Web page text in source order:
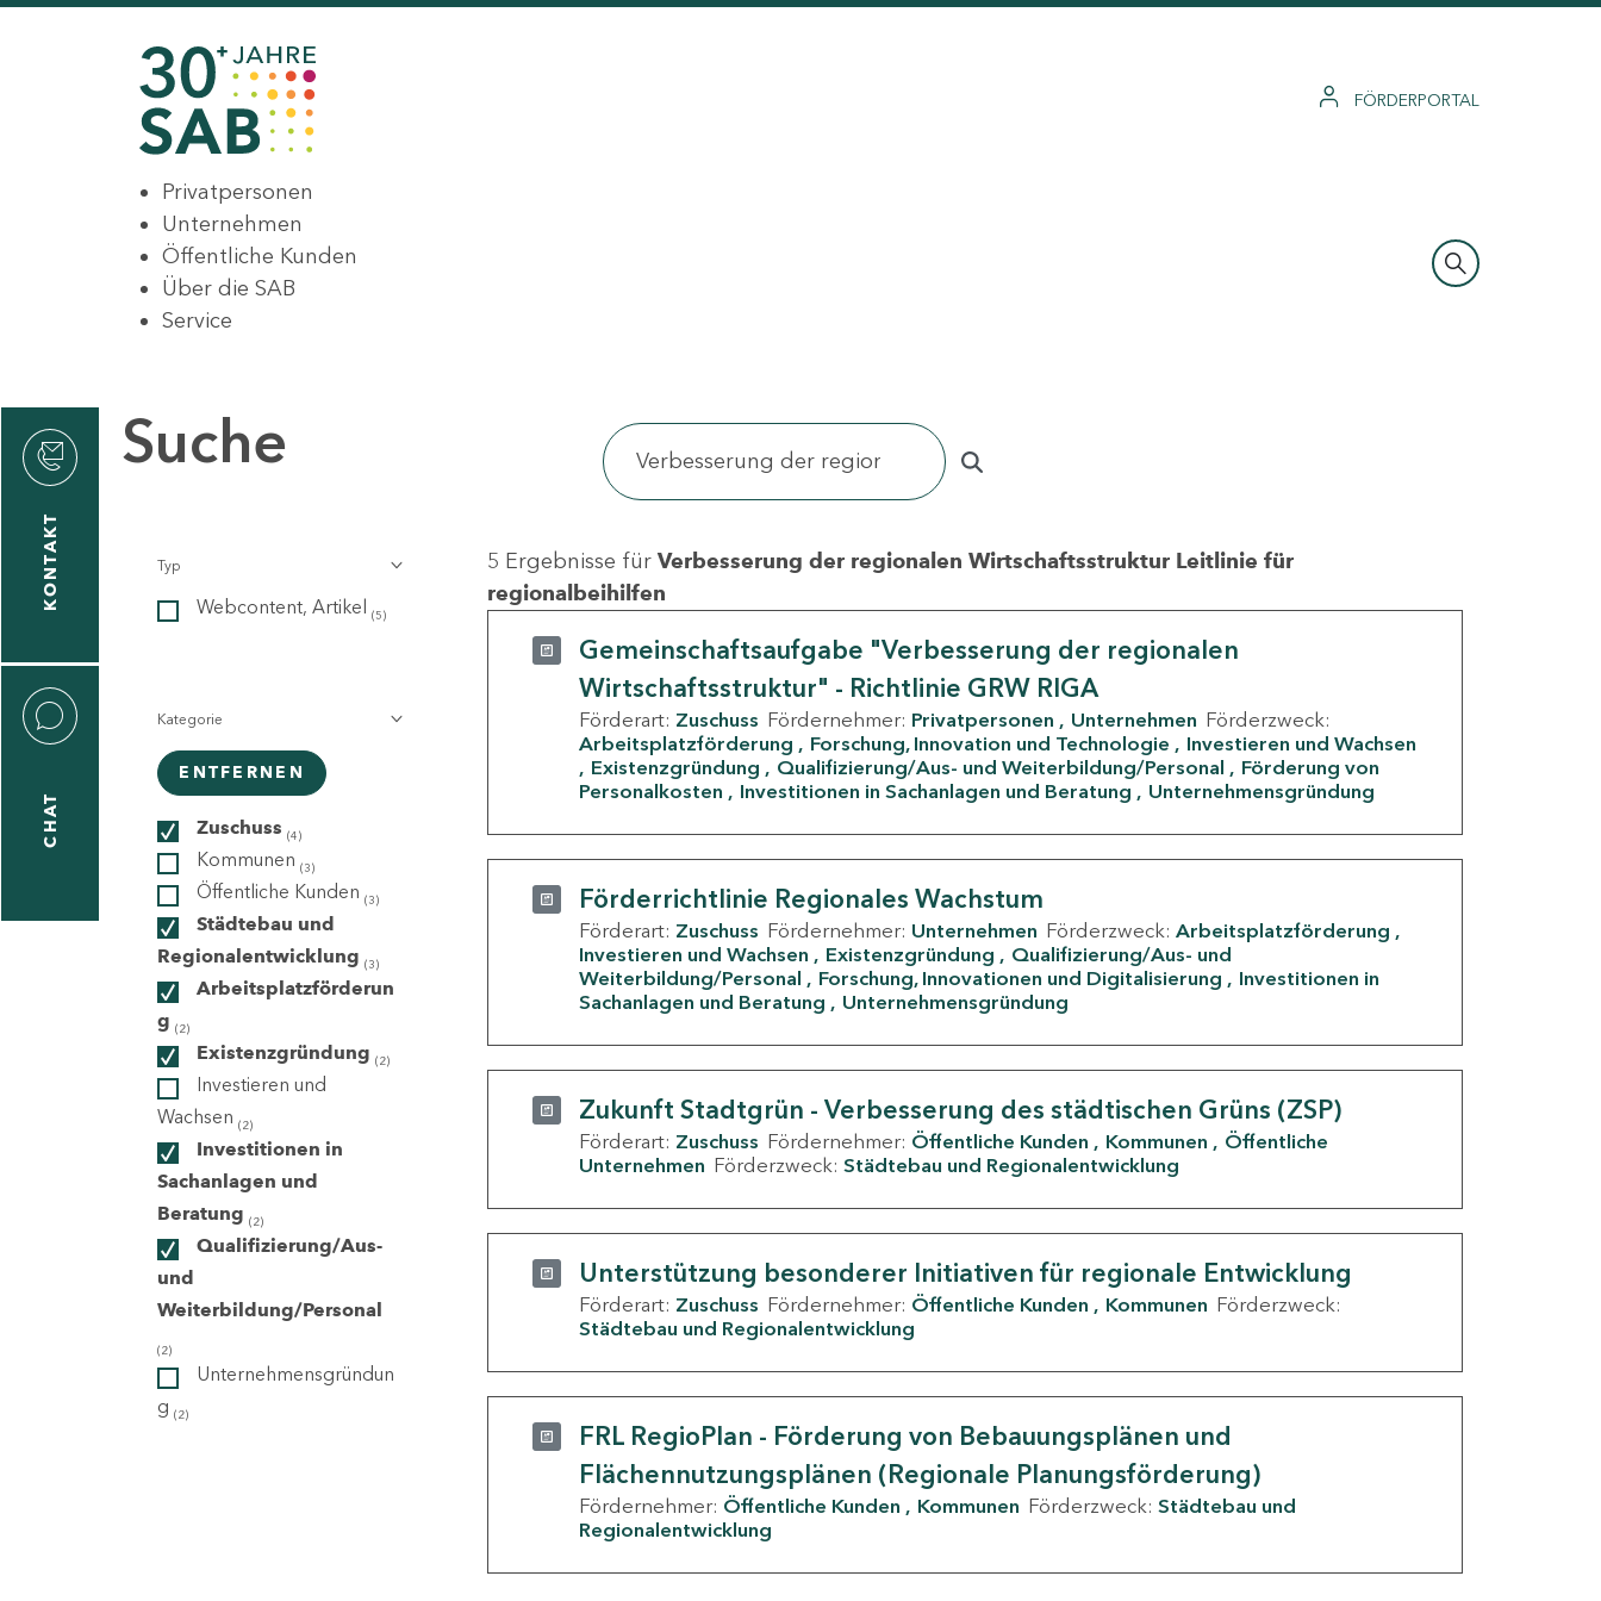
FÖRDERPORTAL
Privatpersonen
Unternehmen
Öffentliche Kunden
Über die SAB
Service
KONTAKT
CHAT
Suche
Typ
Webcontent, Artikel (5)
Kategorie
ENTFERNEN
Zuschuss (4)
Kommunen (3)
Öffentliche Kunden (3)
Städtebau und
Regionalentwicklung (3)
Arbeitsplatzförderun
g (2)
Existenzgründung (2)
Investieren und
Wachsen (2)
Investitionen in
Sachanlagen und
Beratung (2)
Qualifizierung/Aus-
und
Weiterbildung/Personal
(2)
Unternehmensgründun
g (2)
5 Ergebnisse für Verbesserung der regionalen Wirtschaftsstruktur Leitlinie für
regionalbeihilfen
Gemeinschaftsaufgabe "Verbesserung der regionalen
Wirtschaftsstruktur" - Richtlinie GRW RIGA
Förderart: Zuschuss Fördernehmer: Privatpersonen Unternehmen Förderzweck:
Arbeitsplatzförderung
Forschung, Innovation und Technologie
Investieren und Wachsen
Existenzgründung
Qualifizierung/Aus- und Weiterbildung/Personal
Förderung von
Personalkosten
Investitionen in Sachanlagen und Beratung Unternehmensgründung
Förderrichtlinie Regionales Wachstum
Förderart: Zuschuss Fördernehmer: Unternehmen Förderzweck: Arbeitsplatzförderung
Investieren und Wachsen
Existenzgründung
Qualifizierung/Aus- und
Weiterbildung/Personal
Forschung, Innovationen und Digitalisierung
Investitionen in
Sachanlagen und Beratung
Unternehmensgründung
Zukunft Stadtgrün - Verbesserung des städtischen Grüns (ZSP)
Förderart: Zuschuss Fördernehmer: Öffentliche Kunden Kommunen
Öffentliche
Unternehmen Förderzweck: Städtebau und Regionalentwicklung
Unterstützung besonderer Initiativen für regionale Entwicklung
Förderart: Zuschuss Fördernehmer: Öffentliche Kunden Kommunen Förderzweck:
Städtebau und Regionalentwicklung
FRL RegioPlan - Förderung von Bebauungsplänen und
Flächennutzungsplänen (Regionale Planungsförderung)
Fördernehmer: Öffentliche Kunden Kommunen Förderzweck: Städtebau und
Regionalentwicklung